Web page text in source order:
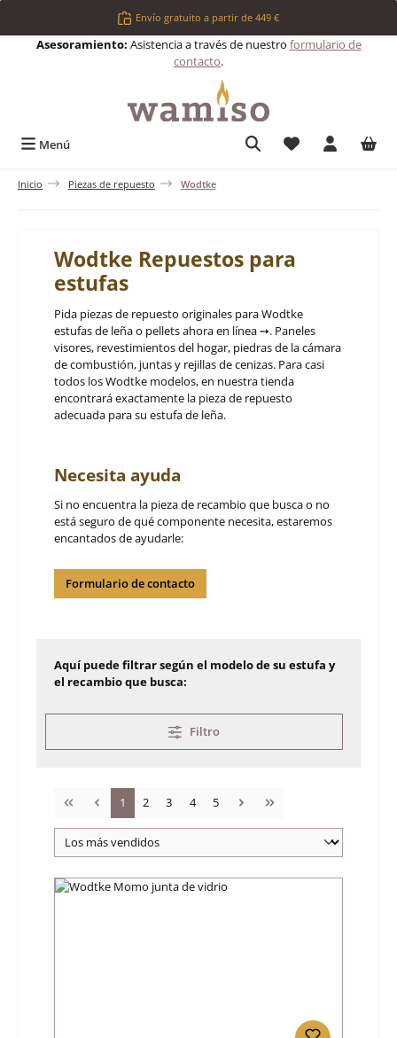
Saltar al contenido principalEnvío gratuito a partir de 449 €
Asesoramiento: Asistencia a través de nuestro formulario de
contacto.
Menú Tienes 0
Inicio Piezas de repuesto Wodtke
Wodtke Repuestos para
estufas
Pida piezas de repuesto originales para Wodtke
estufas de leña o pellets ahora en línea ➙. Paneles
visores, revestimientos del hogar, piedras de la cámara
de combustión, juntas y rejillas de cenizas. Para casi
todos los Wodtke modelos, en nuestra tienda
encontrará exactamente la pieza de repuesto
adecuada para su estufa de leña.
Necesita ayuda
Si no encuentra la pieza de recambio que busca o no
está seguro de qué componente necesita, estaremos
encantados de ayudarle:
Formulario de contacto
Aquí puede filtrar según el modelo de su estufa y
el recambio que busca:
Filtro
Página
1 Página
2 Página
3 Página
4 Página
5